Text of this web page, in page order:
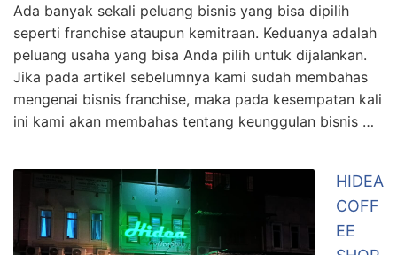
Ada banyak sekali peluang bisnis yang bisa dipilih
seperti franchise ataupun kemitraan. Keduanya adalah
peluang usaha yang bisa Anda pilih untuk dijalankan.
Jika pada artikel sebelumnya kami sudah membahas
mengenai bisnis franchise, maka pada kesempatan kali
ini kami akan membahas tentang keunggulan bisnis …
HIDEA
COFF
EE